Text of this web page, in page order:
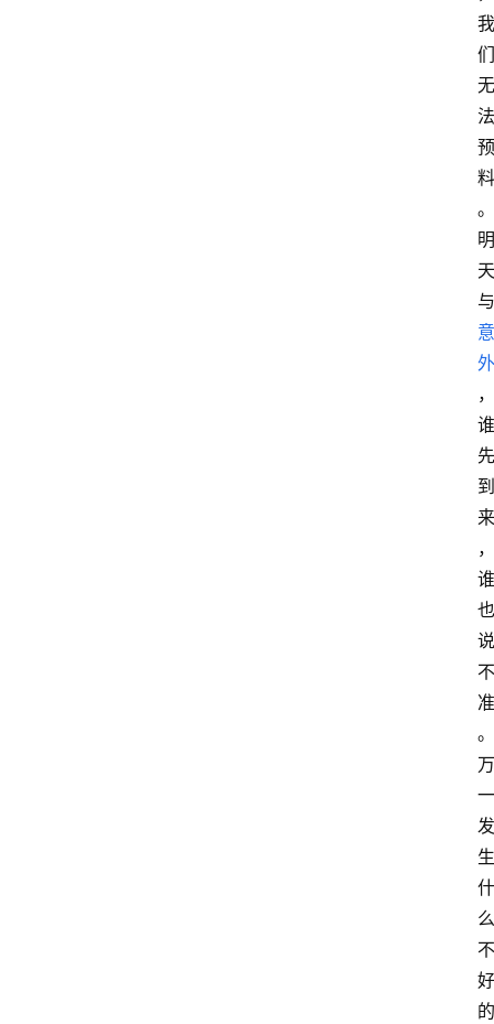
我
们
无
法
预
料
。
明
天
与
意
外
，
谁
先
到
来
，
谁
也
说
不
准
。
万
一
发
生
什
么
不
好
的